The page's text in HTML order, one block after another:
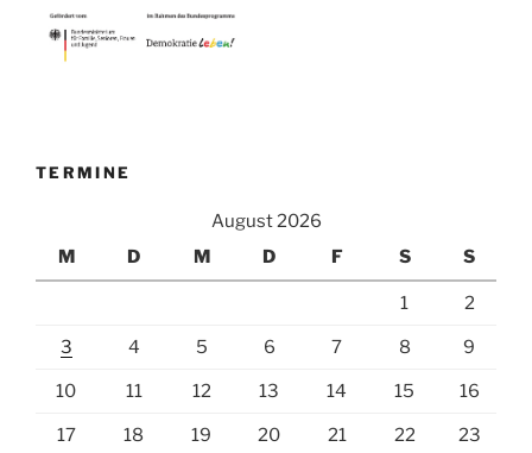
TERMINE
August 2026
M
D M D F S S
1 2
3 4 5 6 7 8 9
10 11 12 13 14 15 16
17 18 19 20 21 22 23